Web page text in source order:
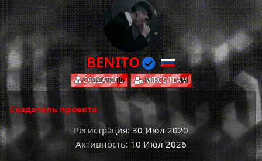
BENITO
СОЗДАТЕЛЬ MIRCS TEAM
Создатель проекта
Регистрация 30 Июл 2020
Активность 10 Июл 2026